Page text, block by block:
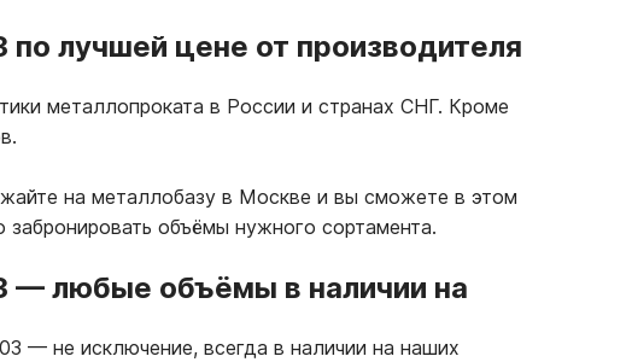
лучшей цене от производителя
металлопроката в России и странах СНГ. Кроме
на металлобазу в Москве и вы сможете в этом
объёмы нужного сортамента.
— любые объёмы в наличии на
— не исключение, всегда в наличии на наших